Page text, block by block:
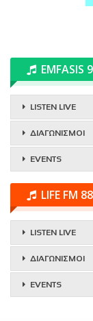
EMFASIS
LISTEN LIVE
ΔΙΑΓΩΝΙΣΜΟΙ
EVENTS
LIFE FM 88
LISTEN LIVE
ΔΙΑΓΩΝΙΣΜΟΙ
EVENTS